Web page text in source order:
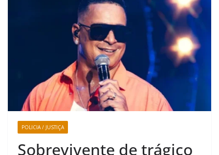
POLICIA / JUSTIÇA
Sobrevivente de trágico